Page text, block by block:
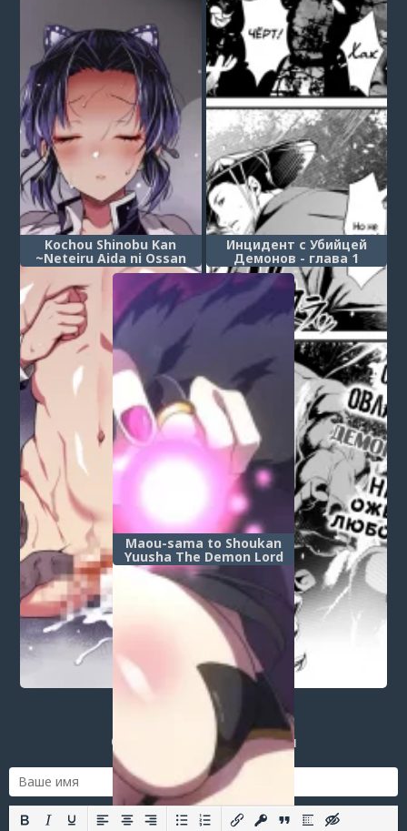
Kochou Shinobu Kan
~Neteiru Aida ni Ossan
Oni ni Okasareru~ (RAPE
OF DEMON SLAYER 2)
Инцидент с Убийцей
Демонов - глава 1
(Demon Slayer Incident)
Maou-sama to Shoukan
Yuusha The Demon Lord
and the Summoned Hero
(Повелительница
демонов и Призванный
Герой)
Post a comment
Loginor to post a comment.
Добавить комментарий
Оставить комментарий